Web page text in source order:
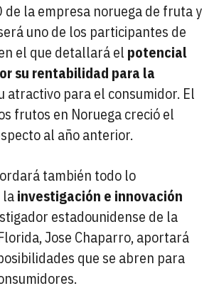
de la empresa noruega de fruta y
uno de los participantes de
el que detallará el potencial
su rentabilidad para la
atractivo para el consumidor. El
frutos en Noruega creció el
al año anterior.
también todo lo
lainvestigación e innovación
estadounidense de la
Jose Chaparro, aportará
que se abren para